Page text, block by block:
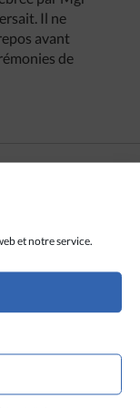
et notre service.
Il ne
avant
de